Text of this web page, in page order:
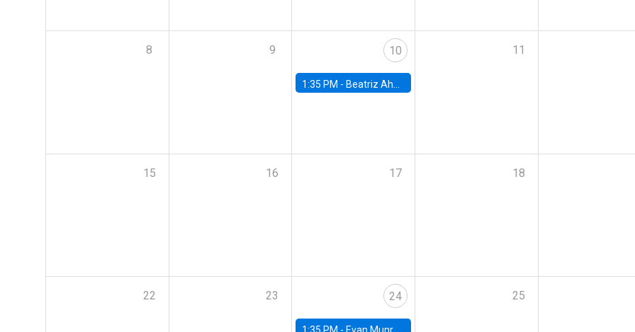
8 9 10
1:35 PM - Beatriz Ahumada, PhD candidate, Universidad de Pittsburgh
11
15 16 17 18
22 23 24 25